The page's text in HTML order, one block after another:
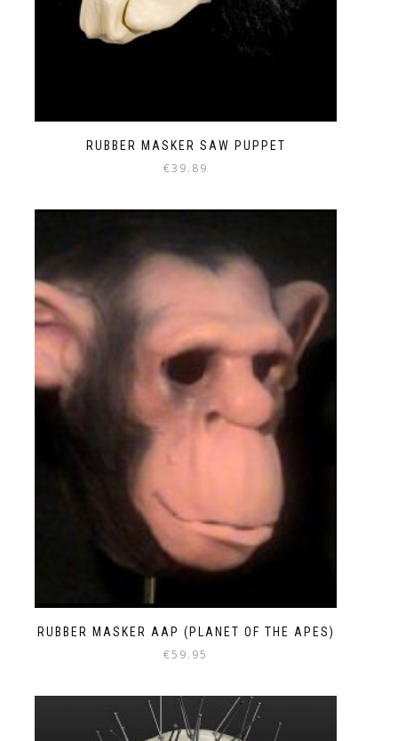
RUBBER MASKER SAW PUPPET
€39.89
RUBBER MASKER AAP (PLANET OF THE APES)
€59.95